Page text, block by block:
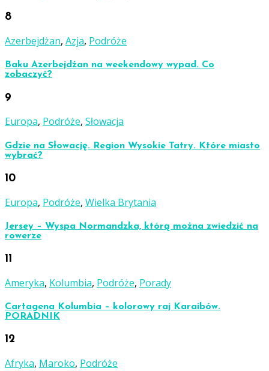
8
Azerbejdżan, Azja, Podróże
Baku Azerbejdżan na weekendowy wypad. Co
zobaczyć?
9
Europa, Podróże, Słowacja
Gdzie na Słowację. Region Wysokie Tatry. Które miasto
wybrać?
10
Europa, Podróże, Wielka Brytania
Jersey – Wyspa Normandzka, którą można zwiedzić na
rowerze
11
Ameryka, Kolumbia, Podróże, Porady
Cartagena Kolumbia – kolorowy raj Karaibów.
PORADNIK
12
Afryka, Maroko, Podróże